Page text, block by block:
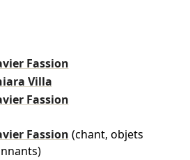
Fassion
Villa
Fassion
Fassion (chant, objets